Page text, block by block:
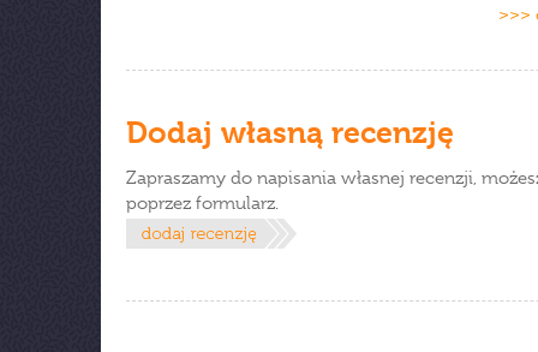
>>>
Dodaj własną recenzję
Zapraszamy do napisania własnej recenzji,
poprzez formularz.